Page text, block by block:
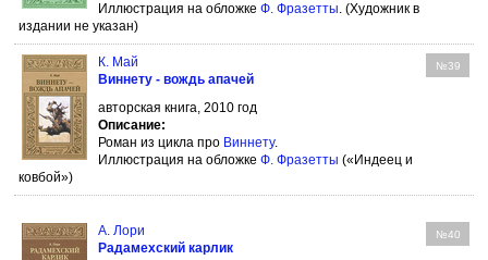
Иллюстрация на обложке Ф. Фразетты. (Художник в
издании не указан)
К. Май №39
Виннету - вождь апачей
авторская книга, 2010 год
Описание:
Роман из цикла про Виннету.
Иллюстрация на обложке Ф. Фразетты («Индеец и
ковбой»)
А. Лори №40
Радамехский карлик